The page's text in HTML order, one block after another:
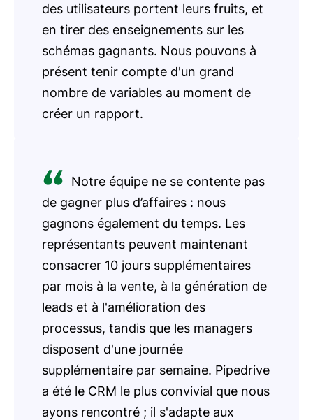
des utilisateurs portent leurs fruits, et
en tirer des enseignements sur les
schémas gagnants. Nous pouvons à
présent tenir compte d'un grand
nombre de variables au moment de
créer un rapport.
Notre équipe ne se contente pas
de gagner plus d’affaires : nous
gagnons également du temps. Les
représentants peuvent maintenant
consacrer 10 jours supplémentaires
par mois à la vente, à la génération de
leads et à l'amélioration des
processus, tandis que les managers
disposent d'une journée
supplémentaire par semaine. Pipedrive
a été le CRM le plus convivial que nous
ayons rencontré ; il s'adapte aux